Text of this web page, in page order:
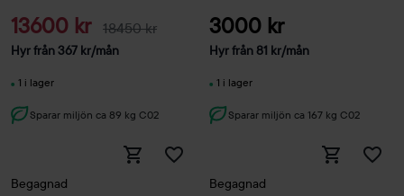
13600 kr 18450 kr
Hyr från367 kr/mån
1 i lager
Sparar miljön ca 89 kg C02
3000 kr
Hyr från 81 kr/mån
1 i lager
Sparar miljön ca 167 kg C02
Begagnad Begagnad